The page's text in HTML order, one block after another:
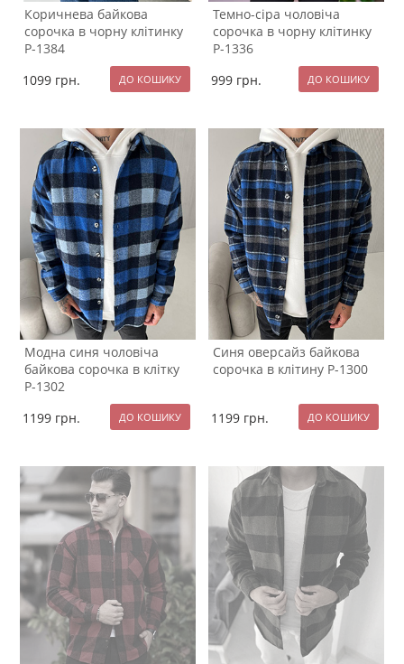
Коричнева байкова
сорочка в чорну клітинку
Р-1384
1099 грн.
Темно-сіра чоловіча
сорочка в чорну клітинку
Р-1336
999 грн.
Модна синя чоловіча
байкова сорочка в клітку
Р-1302
1199 грн.
Синя оверсайз байкова
сорочка в клітину Р-1300
1199 грн.